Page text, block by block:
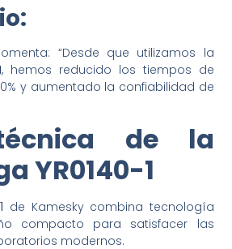
“Desde que utilizamos la
1, hemos reducido los tiempos de
y aumentado la confiabilidad de
de la
YR0140-1
de Kamesky combina tecnología
compacto para satisfacer las
modernos.